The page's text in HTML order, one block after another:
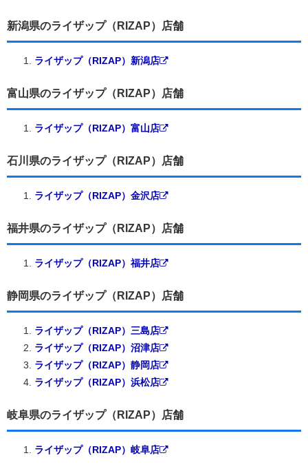
新潟県のライザップ（RIZAP）店舗
ライザップ（RIZAP）新潟店
富山県のライザップ（RIZAP）店舗
ライザップ（RIZAP）富山店
石川県のライザップ（RIZAP）店舗
ライザップ（RIZAP）金沢店
福井県のライザップ（RIZAP）店舗
ライザップ（RIZAP）福井店
静岡県のライザップ（RIZAP）店舗
ライザップ（RIZAP）三島店
ライザップ（RIZAP）沼津店
ライザップ（RIZAP）静岡店
ライザップ（RIZAP）浜松店
岐阜県のライザップ（RIZAP）店舗
ライザップ（RIZAP）岐阜店